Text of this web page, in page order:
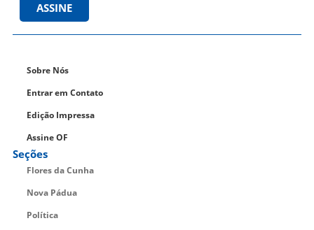
ASSINE
Sobre Nós
Entrar em Contato
Edição Impressa
Assine OF
Seções
Flores da Cunha
Nova Pádua
Política